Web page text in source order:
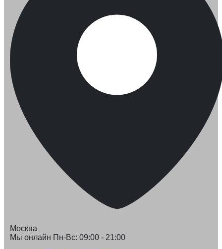
Москва
Мы онлайн Пн-Вс: 09:00 - 21:00